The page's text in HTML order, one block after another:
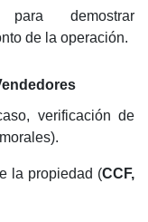
demostrar
de la operación.
verificación de
la propiedad (CCF,